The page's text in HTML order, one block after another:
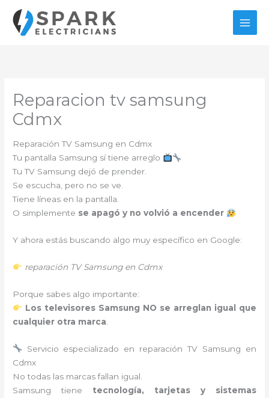
contenido
Reparacion tv samsung
Cdmx
Reparación TV Samsung en Cdmx
Tu pantalla Samsung sí tiene arreglo
Tu TV Samsung dejó de prender.
Se escucha, pero no se ve.
Tiene líneas en la pantalla.
O simplemente se apagó y no volvió a encender
Y ahora estás buscando algo muy específico en Google:
reparación TV Samsung en Cdmx
Porque sabes algo importante:
Los televisores Samsung NO se arreglan igual que
cualquier otra marca
Servicio especializado en reparación TV Samsung en
Cdmx
No todas las marcas fallan igual.
Samsung tiene tecnología, tarjetas y sistemas